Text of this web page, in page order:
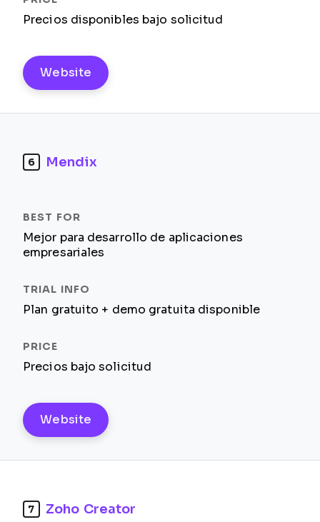
Precios disponibles bajo solicitud
Website
6 Mendix
Mejor para desarrollo de aplicaciones
empresariales
Plan gratuito + demo gratuita disponible
Precios bajo solicitud
Website
7 Zoho Creator